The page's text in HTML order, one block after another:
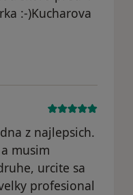
:-)Kucharova
z najlepsich.
musim
urcite sa
profesional